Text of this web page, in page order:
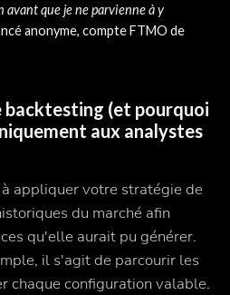
que je ne parvienne à y
anonyme, compte FTMO de
backtesting (et pourquoi
aux analystes
appliquer votre stratégie de
du marché afin
qu'elle aurait pu générer.
il s'agit de parcourir les
chaque configuration valable.